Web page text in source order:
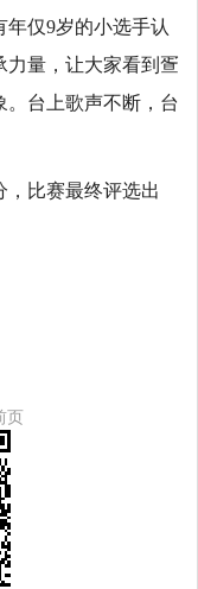
仅9岁的小选手认
力量，让大家看到疍
台上歌声不断，台
，比赛最终评选出
页